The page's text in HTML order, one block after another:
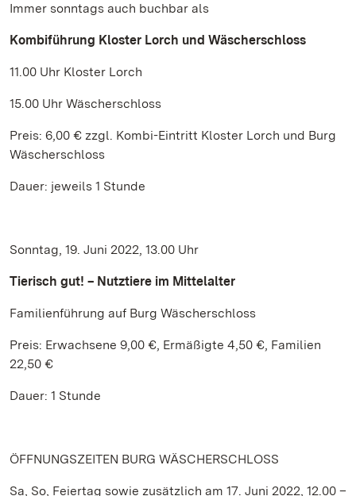
Immer sonntags auch buchbar als
Kombiführung Kloster Lorch und Wäscherschloss
11.00 Uhr Kloster Lorch
15.00 Uhr Wäscherschloss
Preis: 6,00 € zzgl. Kombi-Eintritt Kloster Lorch und Burg
Wäscherschloss
Dauer: jeweils 1 Stunde
Sonntag, 19. Juni 2022, 13.00 Uhr
Tierisch gut! – Nutztiere im Mittelalter
Familienführung auf Burg Wäscherschloss
Preis: Erwachsene 9,00 €, Ermäßigte 4,50 €, Familien
22,50 €
Dauer: 1 Stunde
ÖFFNUNGSZEITEN BURG WÄSCHERSCHLOSS
Sa, So, Feiertag sowie zusätzlich am 17. Juni 2022, 12.00 –